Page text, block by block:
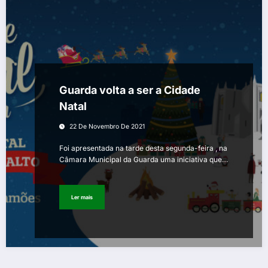
Guarda volta a ser a Cidade
Natal
22 De Novembro De 2021
Foi apresentada na tarde desta segunda-feira , na
Câmara Municipal da Guarda uma iniciativa que…
Ler mais